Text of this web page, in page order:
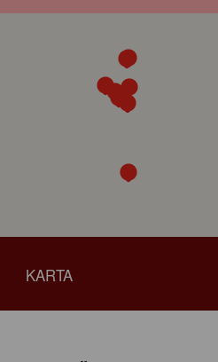
KARTA